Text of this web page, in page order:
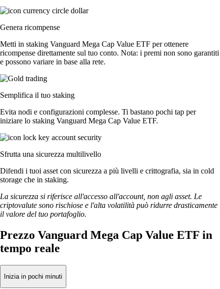
Genera ricompense
Metti in staking Vanguard Mega Cap Value ETF per ottenere
ricompense direttamente sul tuo conto. Nota: i premi non sono garantiti
e possono variare in base alla rete.
Semplifica il tuo staking
Evita nodi e configurazioni complesse. Ti bastano pochi tap per
iniziare lo staking Vanguard Mega Cap Value ETF.
Sfrutta una sicurezza multilivello
Difendi i tuoi asset con sicurezza a più livelli e crittografia, sia in cold
storage che in staking.
La sicurezza si riferisce all'accesso all'account, non agli asset. Le
criptovalute sono rischiose e l'alta volatilità può ridurre drasticamente
il valore del tuo portafoglio.
Prezzo Vanguard Mega Cap Value ETF in
tempo reale
Inizia in pochi minuti